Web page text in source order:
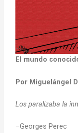
El mundo
Por Miguelángel
Los paralizaba la
–Georges Perec